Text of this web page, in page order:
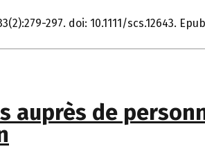
297. doi: 10.1111/scs.12643.
auprès de